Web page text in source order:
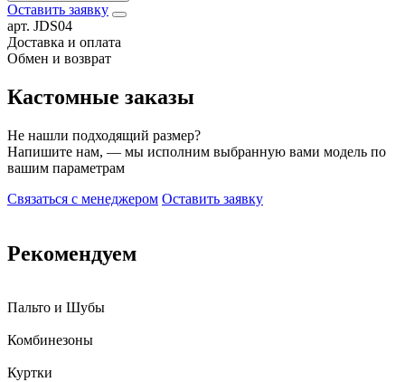
Оставить заявку
арт. JDS04
Доставка и оплата
Обмен и возврат
Кастомные заказы
Не нашли подходящий размер?
Напишите нам, — мы исполним выбранную вами модель по
вашим параметрам
Связаться с менеджером Оставить заявку
Рекомендуем
Пальто и Шубы
Комбинезоны
Куртки